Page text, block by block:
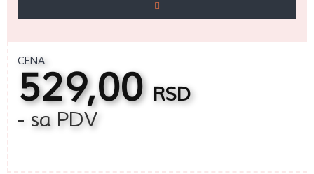
CENA:
529,00 RSD
- sa PDV